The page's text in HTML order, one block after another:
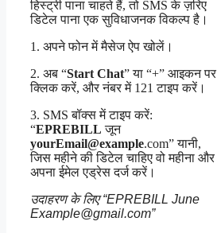
हिस्ट्री पाना चाहते हैं, तो SMS के ज़रिए
डिटेल पाना एक सुविधाजनक विकल्प है।
1. अपने फोन में मैसेज ऐप खोलें।
2. अब “Start Chat” या “+” आइकन पर
क्लिक करें, और नंबर में 121 टाइप करें।
3. SMS बॉक्स में टाइप करें:
“EPREBILL जून
yourEmail@example.com” यानी,
जिस महीने की डिटेल चाहिए वो महीना और
अपना ईमेल एड्रेस दर्ज करें।
उदाहरण के लिए “EPREBILL June
Example@gmail.com”